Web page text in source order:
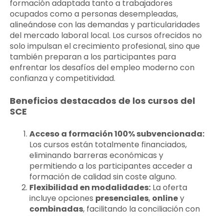
formación adaptada tanto a trabajadores
ocupados como a personas desempleadas,
alineándose con las demandas y particularidades
del mercado laboral local. Los cursos ofrecidos no
solo impulsan el crecimiento profesional, sino que
también preparan a los participantes para
enfrentar los desafíos del empleo moderno con
confianza y competitividad.
Beneficios destacados de los cursos del
SCE
Acceso a formación 100% subvencionada:
Los cursos están totalmente financiados,
eliminando barreras económicas y
permitiendo a los participantes acceder a
formación de calidad sin coste alguno.
Flexibilidad en modalidades: La oferta
incluye opciones presenciales, onliney
combinadas, facilitando la conciliación con